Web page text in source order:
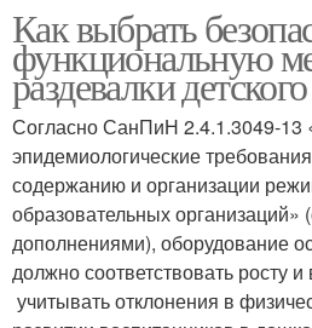
Как выбрать
функциональную
раздевалки
Согласно СанПиН 2.4.1.3049-13
эпидемиологические
содержанию и организации
образовательных организаций»
дополнениями), оборудование
должно соответствовать росту и
учитывать отклонения в